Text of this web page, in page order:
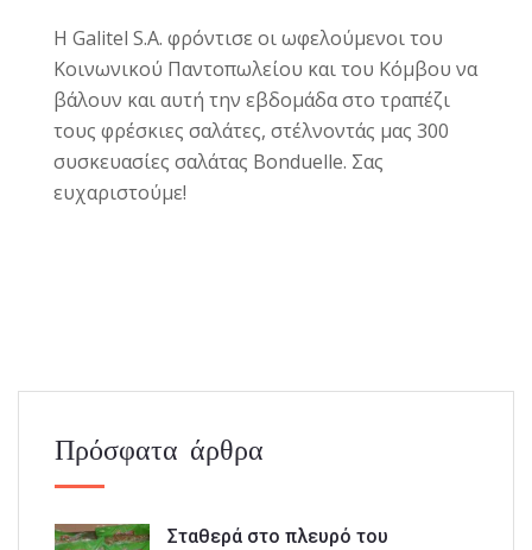
Η Galitel S.A. φρόντισε οι ωφελούμενοι του
Κοινωνικού Παντοπωλείου και του Κόμβου να
βάλουν και αυτή την εβδομάδα στο τραπέζι
τους φρέσκιες σαλάτες, στέλνοντάς μας 300
συσκευασίες σαλάτας Bonduelle. Σας
ευχαριστούμε!
Πρόσφατα άρθρα
Σταθερά στο πλευρό του